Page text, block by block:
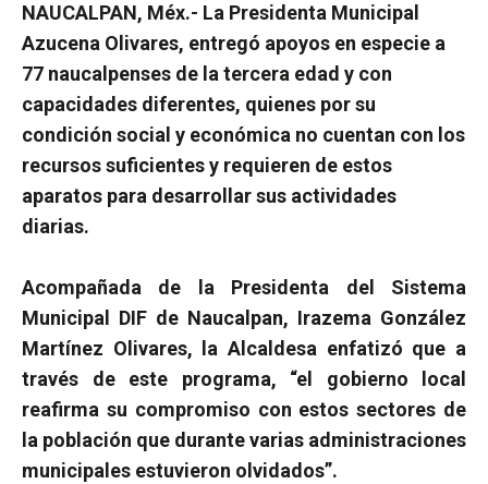
NAUCALPAN, Méx.- La Presidenta Municipal
Azucena Olivares, entregó apoyos en especie a
77 naucalpenses de la tercera edad y con
capacidades diferentes, quienes por su
condición social y económica no cuentan con los
recursos suficientes y requieren de estos
aparatos para desarrollar sus actividades
diarias.
Acompañada de la Presidenta del Sistema
Municipal DIF de Naucalpan, Irazema González
Martínez Olivares, la Alcaldesa enfatizó que a
través de este programa, “el gobierno local
reafirma su compromiso con estos sectores de
la población que durante varias administraciones
municipales estuvieron olvidados”.